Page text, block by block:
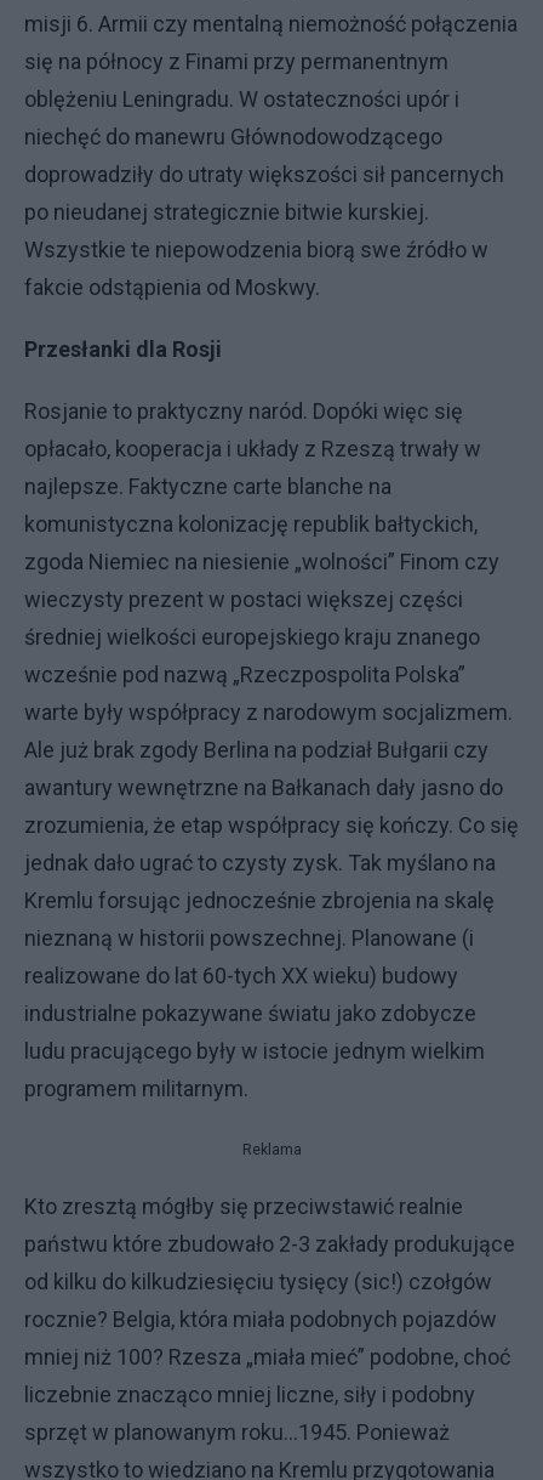
misji 6. Armii czy mentalną niemożność połączenia
się na północy z Finami przy permanentnym
oblężeniu Leningradu. W ostateczności upór i
niechęć do manewru Głównodowodzącego
doprowadziły do utraty większości sił pancernych
po nieudanej strategicznie bitwie kurskiej.
Wszystkie te niepowodzenia biorą swe źródło w
fakcie odstąpienia od Moskwy.
Przesłanki dla Rosji
Rosjanie to praktyczny naród. Dopóki więc się
opłacało, kooperacja i układy z Rzeszą trwały w
najlepsze. Faktyczne carte blanche na
komunistyczna kolonizację republik bałtyckich,
zgoda Niemiec na niesienie „wolności” Finom czy
wieczysty prezent w postaci większej części
średniej wielkości europejskiego kraju znanego
wcześnie pod nazwą „Rzeczpospolita Polska”
warte były współpracy z narodowym socjalizmem.
Ale już brak zgody Berlina na podział Bułgarii czy
awantury wewnętrzne na Bałkanach dały jasno do
zrozumienia, że etap współpracy się kończy. Co się
jednak dało ugrać to czysty zysk. Tak myślano na
Kremlu forsując jednocześnie zbrojenia na skalę
nieznaną w historii powszechnej. Planowane (i
realizowane do lat 60-tych XX wieku) budowy
industrialne pokazywane światu jako zdobycze
ludu pracującego były w istocie jednym wielkim
programem militarnym.
Reklama
Kto zresztą mógłby się przeciwstawić realnie
państwu które zbudowało 2-3 zakłady produkujące
od kilku do kilkudziesięciu tysięcy (sic!) czołgów
rocznie? Belgia, która miała podobnych pojazdów
mniej niż 100? Rzesza „miała mieć” podobne, choć
liczebnie znacząco mniej liczne, siły i podobny
sprzęt w planowanym roku…1945. Ponieważ
wszystko to wiedziano na Kremlu przygotowania